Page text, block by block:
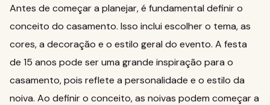
Antes de começar a planejar, é fundamental definir o
conceito do casamento. Isso inclui escolher o tema, as
cores, a decoração e o estilo geral do evento. A festa
de 15 anos pode ser uma grande inspiração para o
casamento, pois reflete a personalidade e o estilo da
noiva. Ao definir o conceito, as noivas podem começar a